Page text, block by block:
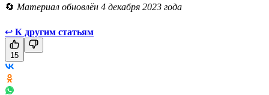
🔄 Материал обновлён 4 декабря 2023 года
↩ К другим статьям
15